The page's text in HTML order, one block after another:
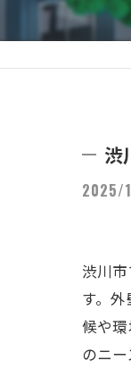
渋
2025/
渋川
す。
候や
のニ